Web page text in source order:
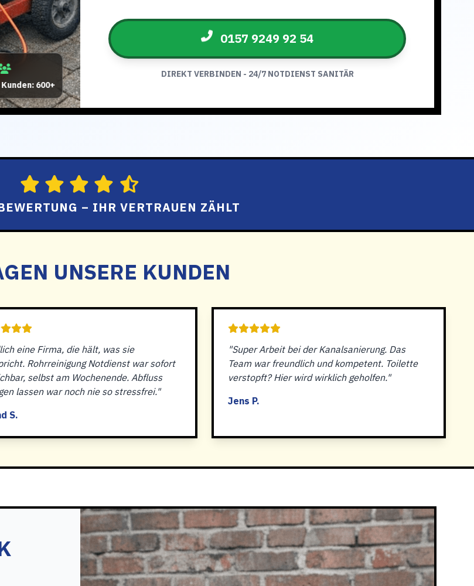
600+
0157 9249 92 54
DIREKT VERBINDEN - 24/7 NOTDIENST SANITÄR
– IHR VERTRAUEN ZÄHLT
UNSERE KUNDEN
eine Firma, die hält, was sie
Rohrreinigung Notdienst war sofort
selbst am Wochenende. Abfluss
lassen war noch nie so stressfrei."
S.
"Super Arbeit bei der Kanalsanierung. Das
Team war freundlich und kompetent. Toilette
verstopft? Hier wird wirklich geholfen."
Jens P.